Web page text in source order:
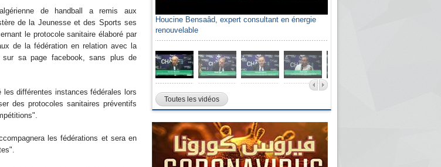
de handball a remis aux
de la Jeunesse et des Sports ses
le protocole sanitaire élaboré par
de la fédération en relation avec la
sa page facebook, sans plus de
différentes instances fédérales lors
des protocoles sanitaires préventifs
les fédérations et sera en
Houcine Bensaâd, expert consultant en énergie
renouvelable
Toutes les vidéos